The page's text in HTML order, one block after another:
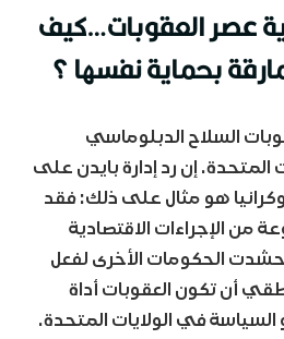
عصر العقوبات…كيف
بحماية نفسها ؟
السلاح الدبلوماسي
المتحدة. إن رد إدارة بايدن على
هو مثال على ذلك: فقد
الإجراءات الاقتصادية
الحكومات الأخرى لفعل
أن تكون العقوبات أداة
في الولايات المتحدة.